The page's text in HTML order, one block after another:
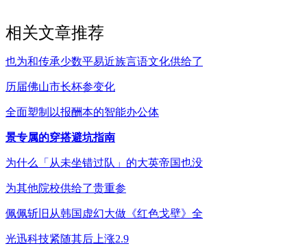
相关文章推荐
也为和传承少数平易近族言语文化供给了
历届佛山市长杯参变化
全面塑制以报酬本的智能办公体
景专属的穿搭避坑指南
为什么「从未坐错过队」的大英帝国也没
为其他院校供给了贵重参
佩佩斩旧从韩国虚幻大做《红色戈壁》全
光迅科技紧随其后上涨2.9